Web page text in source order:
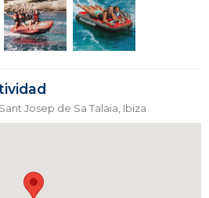
Josep de Sa Talaia, Ibiza